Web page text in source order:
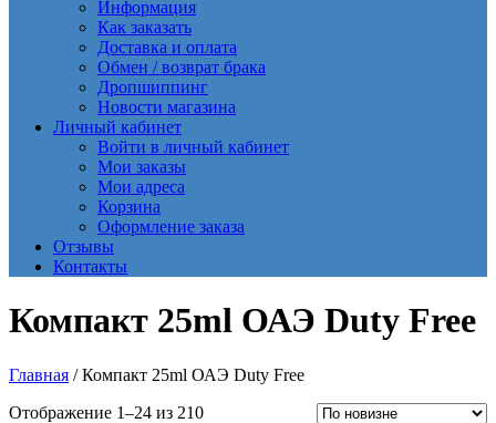
Информация
Как заказать
Доставка и оплата
Обмен / возврат брака
Дропшиппинг
Новости магазина
Личный кабинет
Войти в личный кабинет
Мои заказы
Мои адреса
Корзина
Оформление заказа
Отзывы
Контакты
Компакт 25ml ОАЭ Duty Free
Главная / Компакт 25ml ОАЭ Duty Free
Отображение 1–24 из 210Сортировка: